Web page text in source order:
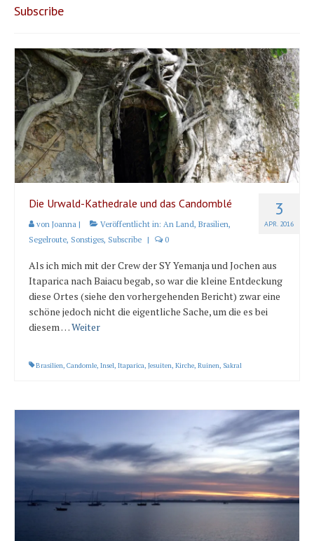
Crew
Karte und Wind
Länder und Inseln
Mittelmeer 2010-2013
Bordbibliothek
Abonnieren
Yachtüberführung weltweit
Subscribe
3
APR. 2016
Die Urwald-Kathedrale und das Candomblé
von Joanna | Veröffentlicht in: An Land, Brasilien,
Segelroute, Sonstiges, Subscribe | 0
Als ich mich mit der Crew der SY Yemanja und Jochen aus
Itaparica nach Baiacu begab, so war die kleine Entdeckung
diese Ortes (siehe den vorhergehenden Bericht) zwar eine
schöne jedoch nicht die eigentliche Sache, um die es bei
diesem …Weiter
Brasilien, Candomle, Insel, Itaparica, Jesuiten, Kirche, Ruinen, Sakral